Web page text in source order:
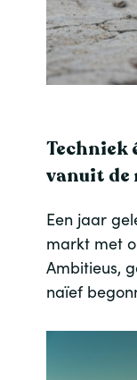
Techniek
vanuit de
Een jaar
markt met
Ambitieus,
naïef